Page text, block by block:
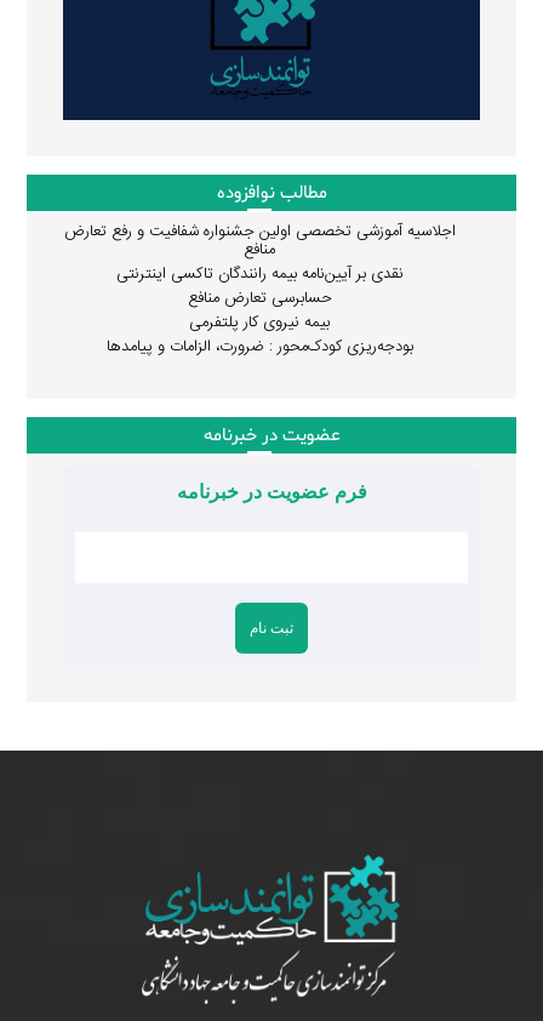
مطالب نوافزوده
اجلاسیه آموزشی تخصصی اولین جشنواره شفافیت و رفع تعارض
منافع
نقدی بر آیین‌نامه بیمه رانندگان تاکسی اینترنتی
حسابرسی تعارض منافع
بیمه نیروی کار پلتفرمی
بودجه‌ریزی کودک‌محور : ضرورت، الزامات و پیامدها
عضویت در خبرنامه
فرم عضویت در خبرنامه